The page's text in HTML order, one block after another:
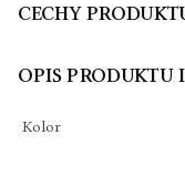
CECHY
OPIS PRODUKTU
Kolor